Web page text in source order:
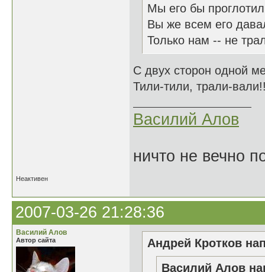
Мы его бы
Вы же всем его
Только нам -- не
С двух сторон одной
Тили-тили, трали-
Василий Алов
ничто не вечно
Неактивен
2007-03-26 21:28:36
Василий Алов
Автор сайта
Андрей Кротков
Василий Алов